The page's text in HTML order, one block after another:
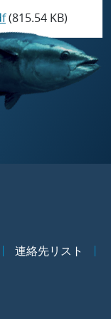
(815.54 KB)
連絡先リスト